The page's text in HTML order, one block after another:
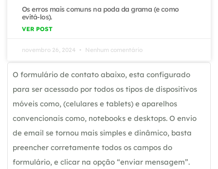
Os erros mais comuns na poda da grama (e como
evitá-los).
VER POST
novembro 26, 2024 Nenhum comentário
O formulário de contato abaixo, esta configurado
para ser acessado por todos os tipos de dispositivos
móveis como, (celulares e tablets) e aparelhos
convencionais como, notebooks e desktops. O envio
de email se tornou mais simples e dinâmico, basta
preencher corretamente todos os campos do
formulário, e clicar na opção “enviar mensagem”.